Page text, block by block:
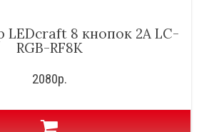
LEDcraft 8 кнопок 2А LC-
RGB-RF8K
2080р.